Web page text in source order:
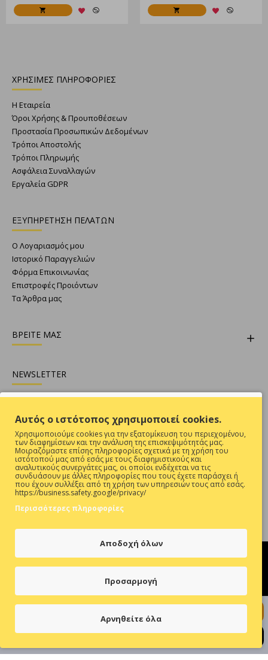
Γρήγορη Αγορά
ΧΡΗΣΙΜΕΣ ΠΛΗΡΟΦΟΡΙΕΣ
Η Εταιρεία
Όροι Χρήσης & Προυποθέσεων
Προστασία Προσωπικών Δεδομένων
Τρόποι Αποστολής
Τρόποι Πληρωμής
Ασφάλεια Συναλλαγών
Εργαλεία GDPR
ΕΞΥΠΗΡΕΤΗΣΗ ΠΕΛΑΤΩΝ
Ο Λογαριασμός μου
Ιστορικό Παραγγελιών
Φόρμα Επικοινωνίας
Επιστροφές Προιόντων
Τα Άρθρα μας
ΒΡΕΙΤΕ ΜΑΣ
NEWSLETTER
Θες να είσαι ενήμερος για όλες τις προσφορές ;
Εγγραφή
Συμπληρώστε την επαλήθευση captcha παρακάτω
Έχω Διαβάσει Και Αποδέχομαι Τους
Hosted & Supported byThink Open
Αυτός ο ιστότοπος χρησιμοποιεί cookies.
Χρησιμοποιούμε cookies για την εξατομίκευση του περιεχομένου,
των διαφημίσεων και την ανάλυση της επισκεψιμότητάς μας.
Μοιραζόμαστε επίσης πληροφορίες σχετικά με τη χρήση του
ιστότοπού μας από εσάς με τους διαφημιστικούς και
αναλυτικούς συνεργάτες μας, οι οποίοι ενδέχεται να τις
συνδυάσουν με άλλες πληροφορίες που τους έχετε παράσχει ή
που έχουν συλλέξει από τη χρήση των υπηρεσιών τους από εσάς.
https://business.safety.google/privacy/
Περισσότερες πληροφορίες
Αποδοχή όλων
Προσαρμογή
Αρνηθείτε όλα